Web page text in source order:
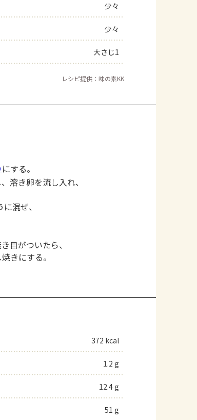
少々
少々
大さじ1
レシピ提供：味の素KK
にする。
溶き卵を流し入れ、
混ぜ、
目がついたら、
きにする。
372 kcal
1.2 g
12.4 g
51 g